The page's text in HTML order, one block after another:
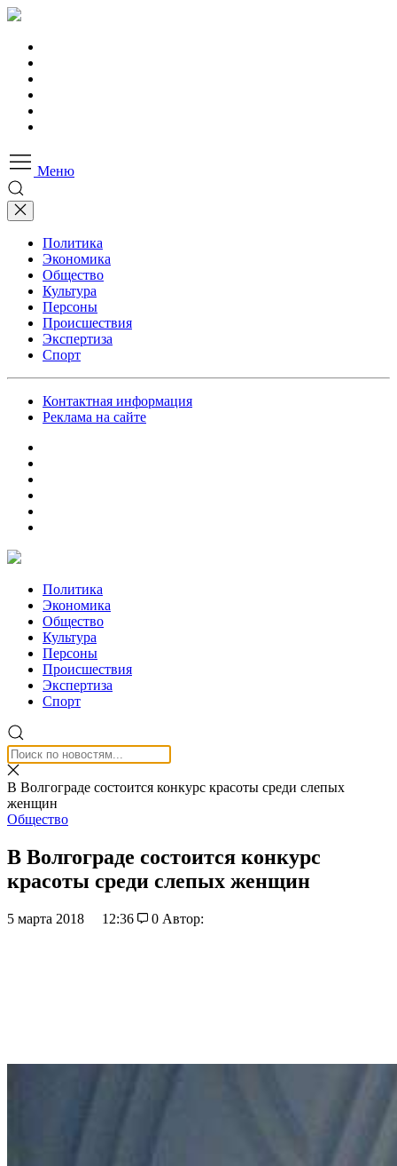
Меню
Политика
Экономика
Общество
Культура
Персоны
Происшествия
Экспертиза
Спорт
Контактная информация
Реклама на сайте
Политика
Экономика
Общество
Культура
Персоны
Происшествия
Экспертиза
Спорт
В Волгограде состоится конкурс красоты среди слепых
женщин
Общество
В Волгограде состоится конкурс
красоты среди слепых женщин
5 марта 2018 12:36 0 Автор: